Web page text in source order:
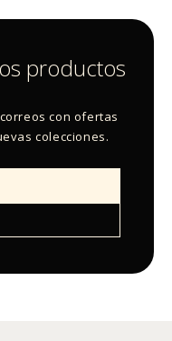
productos
con ofertas
colecciones.